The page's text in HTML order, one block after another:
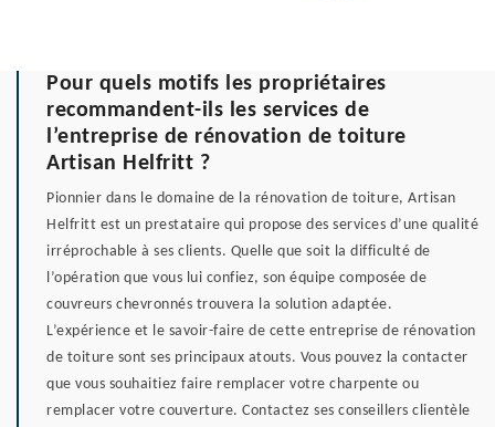
Pour quels motifs les propriétaires
recommandent-ils les services de
l’entreprise de rénovation de toiture
Artisan Helfritt ?
Pionnier dans le domaine de la rénovation de toiture, Artisan
Helfritt est un prestataire qui propose des services d’une qualité
irréprochable à ses clients. Quelle que soit la difficulté de
l’opération que vous lui confiez, son équipe composée de
couvreurs chevronnés trouvera la solution adaptée.
L’expérience et le savoir-faire de cette entreprise de rénovation
de toiture sont ses principaux atouts. Vous pouvez la contacter
que vous souhaitiez faire remplacer votre charpente ou
remplacer votre couverture. Contactez ses conseillers clientèle